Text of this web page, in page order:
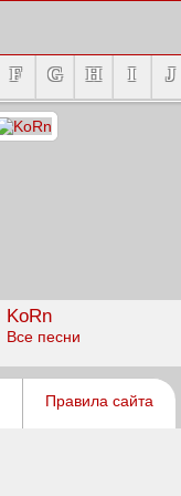
F G H I J
KoRn
Все песни
Правила сайта